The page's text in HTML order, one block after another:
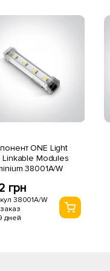
ONE Light
Linkable Modules
38001A/W
грн
38001A/W
дней